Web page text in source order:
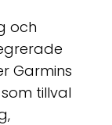
och
Garmins
tillval